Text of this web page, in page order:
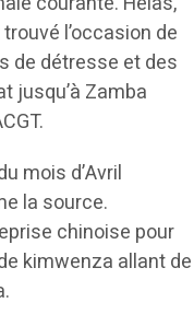
l’occasion de
de détresse et des
jusqu’à Zamba
mois d’Avril
la source.
chinoise pour
kimwenza allant de